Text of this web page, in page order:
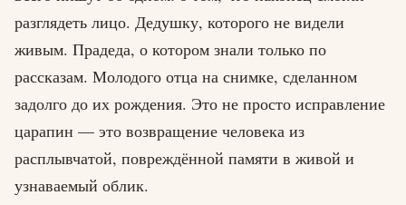
разглядеть лицо. Дедушку, которого не видели
живым. Прадеда, о котором знали только по
рассказам. Молодого отца на снимке, сделанном
задолго до их рождения. Это не просто исправление
царапин — это возвращение человека из
расплывчатой, повреждённой памяти в живой и
узнаваемый облик.